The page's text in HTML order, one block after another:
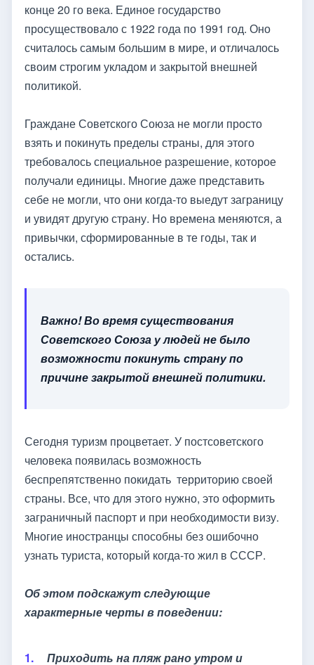
конце 20 го века. Единое государство
просуществовало с 1922 года по 1991 год. Оно
считалось самым большим в мире, и отличалось
своим строгим укладом и закрытой внешней
политикой.
Граждане Советского Союза не могли просто
взять и покинуть пределы страны, для этого
требовалось специальное разрешение, которое
получали единицы. Многие даже представить
себе не могли, что они когда-то выедут заграницу
и увидят другую страну. Но времена меняются, а
привычки, сформированные в те годы, так и
остались.
Важно! Во время существования
Советского Союза у людей не было
возможности покинуть страну по
причине закрытой внешней политики.
Сегодня туризм процветает. У постсоветского
человека появилась возможность
беспрепятственно покидать территорию своей
страны. Все, что для этого нужно, это оформить
заграничный паспорт и при необходимости визу.
Многие иностранцы способны без ошибочно
узнать туриста, который когда-то жил в СССР.
Об этом подскажут следующие
характерные черты в поведении:
Приходить на пляж рано утром и